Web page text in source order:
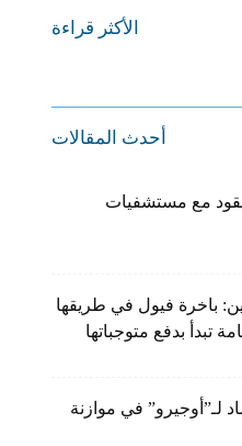
الأكثر قراءة
أحدث المقالات
مع مستشفيات
باخرة فيول في طريقها
تبدأ بدفع متوجباتها
لـ”أوجيرو” في موازنة